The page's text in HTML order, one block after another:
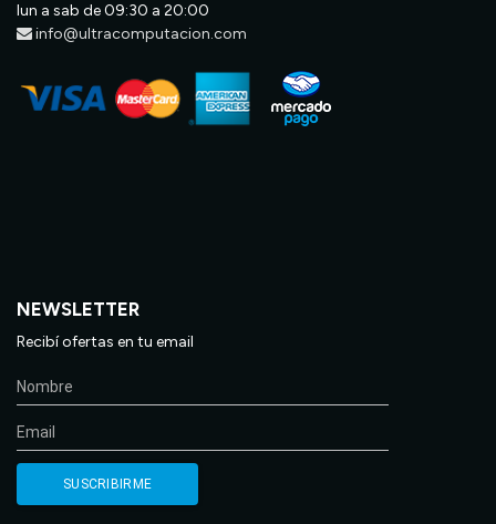
lun a sab de 09:30 a 20:00
info@ultracomputacion.com
NEWSLETTER
Recibí ofertas en tu email